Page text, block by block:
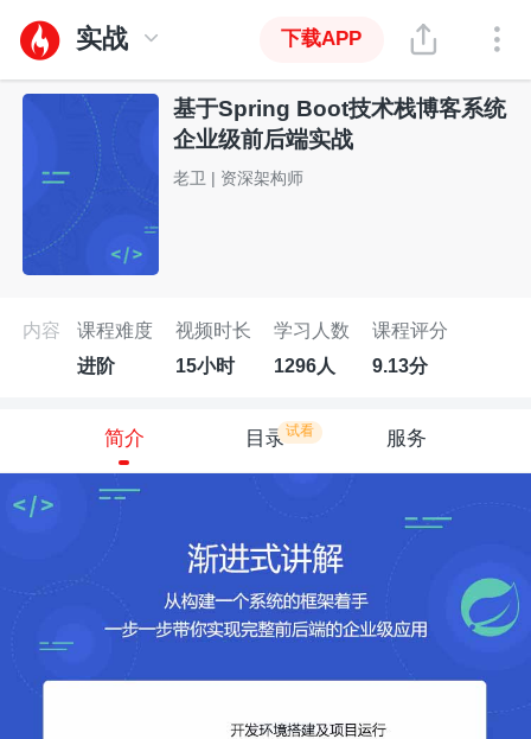
实战 下载APP
基于Spring Boot技术栈博客系统
企业级前后端实战
老卫 | 资深架构师
内容
课程难度
进阶
视频时长
15小时
学习人数
1296人
课程评分
9.13分
简介 目录试看 服务